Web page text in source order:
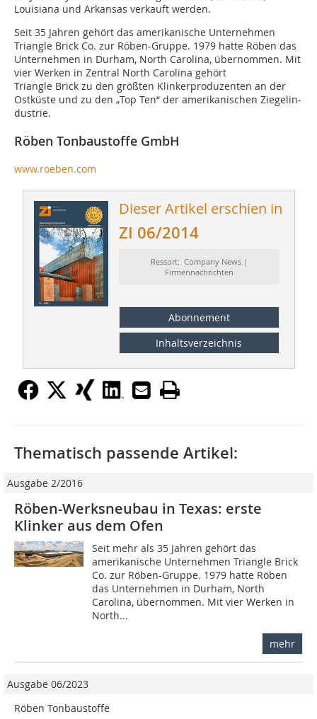
Louisiana und Arkansas verkauft werden.
Seit 35 Jahren gehört das amerikanische Unternehmen
Triangle Brick Co. zur Röben-Gruppe. 1979 hatte Röben das
Unternehmen in Durham, North Carolina, übernommen. Mit
vier Werken in Zentral North Carolina gehört
Triangle Brick zu den größten Klinkerproduzenten an der
Ostküste und zu den „Top Ten“ der amerikanischen Ziegelin­
dustrie.
Röben Tonbaustoffe GmbH
www.roeben.com
Dieser Artikel erschien in
ZI 06/2014
Ressort: Company News |
Firmennachrichten
Abonnement
Inhaltsverzeichnis
Thematisch passende Artikel:
Ausgabe 2/2016
Röben-Werksneubau in Texas: erste
Klinker aus dem Ofen
Seit mehr als 35 Jahren gehört das
amerikanische Unternehmen Triangle Brick
Co. zur Röben-Gruppe. 1979 hatte Röben
das Unternehmen in Durham, North
Carolina, übernommen. Mit vier Werken in
North...
mehr
Ausgabe 06/2023
Röben Tonbaustoffe